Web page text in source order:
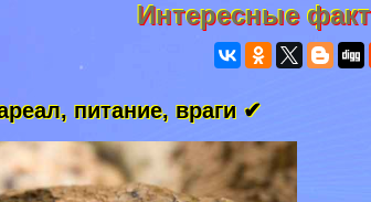
Интересные
питание, враги ✔